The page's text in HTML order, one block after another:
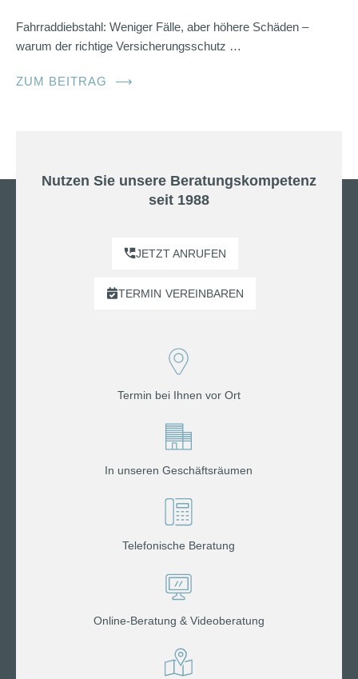
Fahrraddiebstahl: Weniger Fälle, aber höhere Schäden –
warum der richtige Versicherungsschutz …
ZUM BEITRAG ⟶
Nutzen Sie unsere Beratungskompetenz
seit 1988
JETZT ANRUFEN
TERMIN VEREINBAREN
Termin bei Ihnen vor Ort
In unseren Geschäftsräumen
Telefonische Beratung
Online-Beratung & Videoberatung